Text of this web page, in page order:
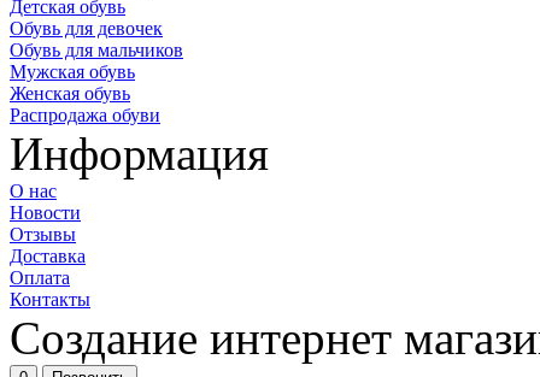
Детская обувь
Обувь для девочек
Обувь для мальчиков
Мужская обувь
Женская обувь
Распродажа обуви
Информация
О нас
Новости
Отзывы
Доставка
Оплата
Контакты
Создание интернет